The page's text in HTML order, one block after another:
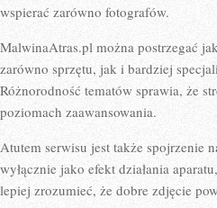
wspierać zarówno fotografów.
MalwinaAtras.pl można postrzegać
zarówno sprzętu, jak i bardziej
Różnorodność tematów sprawia, że
poziomach zaawansowania.
Atutem serwisu jest także spojrzenie
wyłącznie jako efekt działania
lepiej zrozumieć, że dobre zdjęcie